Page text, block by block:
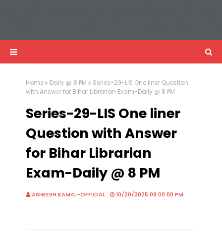
Home Daily @ 8 PM
Series-29-LIS One liner Question
with Answer for Bihar Librarian Exam-Daily @ 8 PM
Series-29-LIS One liner
Question with Answer
for Bihar Librarian
Exam-Daily @ 8 PM
ASHEESH KAMAL-OFFICIAL 10/20/2025 08:00:00 PM